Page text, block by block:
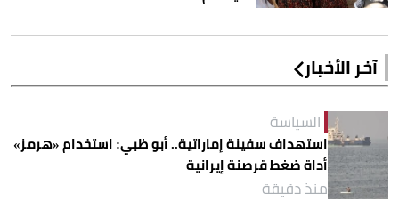
آخر الأخبار
السياسة
استهداف سفينة إماراتية.. أبو ظبي: استخدام «هرمز»
أداة ضغط قرصنة إيرانية
منذ دقيقة